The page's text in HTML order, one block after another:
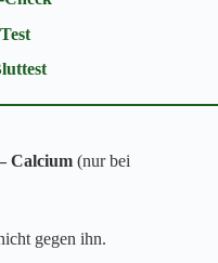
Calcium (nur bei
gegen ihn.